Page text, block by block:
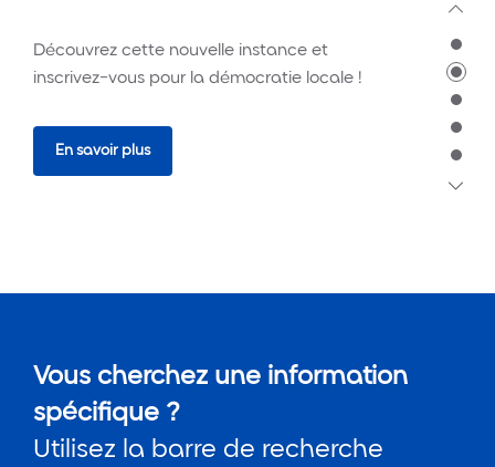
Découvrez cette nouvelle instance et
inscrivez-vous pour la démocratie locale !
En savoir plus
Vous cherchez une information
spécifique ?
Utilisez la barre de recherche